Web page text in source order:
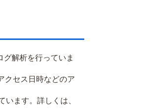
解析を行っていま
クセス日時などのア
ます。詳しくは、